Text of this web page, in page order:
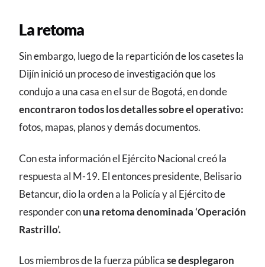
La retoma
Sin embargo, luego de la repartición de los casetes la
Dijín inició un proceso de investigación que los
condujo a una casa en el sur de Bogotá, en donde
encontraron todos los detalles sobre el operativo:
fotos, mapas, planos y demás documentos.
Con esta información el Ejército Nacional creó la
respuesta al M-19. El entonces presidente, Belisario
Betancur, dio la orden a la Policía y al Ejército de
responder conuna retoma denominada ‘Operación
Rastrillo’.
Los miembros de la fuerza públicase desplegaron